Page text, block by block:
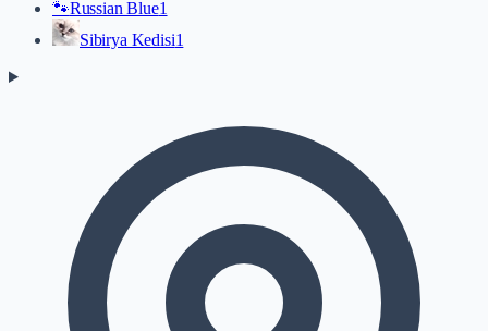
🐾Russian Blue1
Sibirya Kedisi1